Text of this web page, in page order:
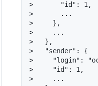
>       "id": 1,
>       ...
>     },
>     ...
>   },
>   "sender": {
>     "login":
>     "id": 1,
>     ...